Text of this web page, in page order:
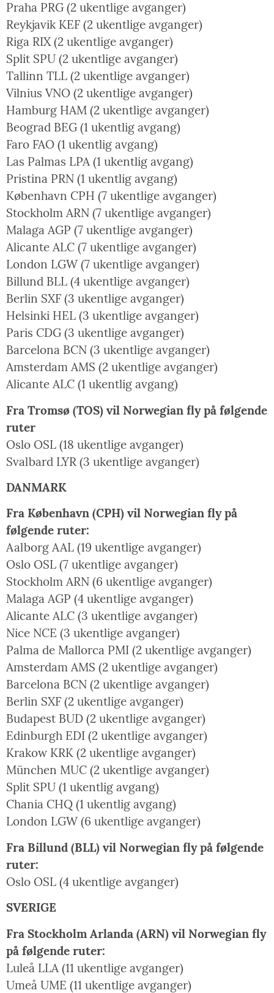
Praha PRG (2 ukentlige avganger)
Reykjavik KEF (2 ukentlige avganger)
Riga RIX (2 ukentlige avganger)
Split SPU (2 ukentlige avganger)
Tallinn TLL (2 ukentlige avganger)
Vilnius VNO (2 ukentlige avganger)
Hamburg HAM (2 ukentlige avganger)
Beograd BEG (1 ukentlig avgang)
Faro FAO (1 ukentlig avgang)
Las Palmas LPA (1 ukentlig avgang)
Pristina PRN (1 ukentlig avgang)
København CPH (7 ukentlige avganger)
Stockholm ARN (7 ukentlige avganger)
Malaga AGP (7 ukentlige avganger)
Alicante ALC (7 ukentlige avganger)
London LGW (7 ukentlige avganger)
Billund BLL (4 ukentlige avganger)
Berlin SXF (3 ukentlige avganger)
Helsinki HEL (3 ukentlige avganger)
Paris CDG (3 ukentlige avganger)
Barcelona BCN (3 ukentlige avganger)
Amsterdam AMS (2 ukentlige avganger)
Alicante ALC (1 ukentlig avgang)
Fra Tromsø (TOS) vil Norwegian fly på følgende
ruter
Oslo OSL (18 ukentlige avganger)
Svalbard LYR (3 ukentlige avganger)
DANMARK
Fra København (CPH) vil Norwegian fly på
følgende ruter:
Aalborg AAL (19 ukentlige avganger)
Oslo OSL (7 ukentlige avganger)
Stockholm ARN (6 ukentlige avganger)
Malaga AGP (4 ukentlige avganger)
Alicante ALC (3 ukentlige avganger)
Nice NCE (3 ukentlige avganger)
Palma de Mallorca PMI (2 ukentlige avganger)
Amsterdam AMS (2 ukentlige avganger)
Barcelona BCN (2 ukentlige avganger)
Berlin SXF (2 ukentlige avganger)
Budapest BUD (2 ukentlige avganger)
Edinburgh EDI (2 ukentlige avganger)
Krakow KRK (2 ukentlige avganger)
München MUC (2 ukentlige avganger)
Split SPU (1 ukentlig avgang)
Chania CHQ (1 ukentlig avgang)
London LGW (6 ukentlige avganger)
Fra Billund (BLL) vil Norwegian fly på følgende
ruter:
Oslo OSL (4 ukentlige avganger)
SVERIGE
Fra Stockholm Arlanda (ARN) vil Norwegian fly
på følgende ruter:
Luleå LLA (11 ukentlige avganger)
Umeå UME (11 ukentlige avganger)